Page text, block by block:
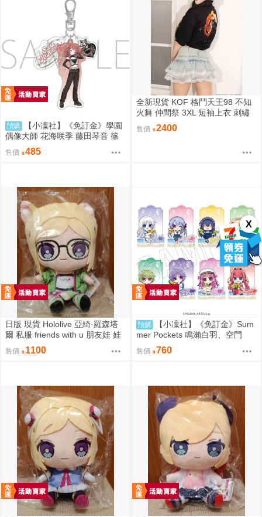
X
預購
【小凜社】《免訂金》學園
偶像大師 花海咲季 藤田琴音 篠
澤廣 ECLIPSE LIGHT 吊飾 桌上
小旗
售價 485
全新現貨 KOF 格鬥天王98 不知
火舞 仲間祭 3XL 短袖上衣 刺繡
限定聯名
售價 2400
日版 現貨 Hololive 亞綺·羅森塔
爾 私服 friends with u 朋友娃 娃
娃 玩偶 布偶 亞綺羅森 Akirose
アキ・ローゼンタール
售價 1100
預購
【小凜社】《免訂金》Sum
mer Pockets 鳴瀨白羽、空門
蒼、久島鷗、紬溫達斯 壓克力立
牌 吊飾 壓克力御守
售價 760